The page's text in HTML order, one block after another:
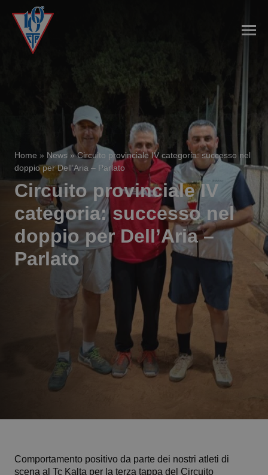
Home » News »Circuito provinciale IV categoria: successo nel
doppio per Dell’Aria – Parlato
Circuito provinciale IV
categoria: successo nel
doppio per Dell’Aria –
Parlato
Comportamento positivo da parte dei nostri atleti di
scena al Tc Kalta per la terza tappa del Circuito